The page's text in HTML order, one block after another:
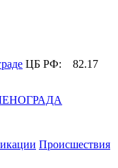
ЦБ РФ:
82.17
Происшествия